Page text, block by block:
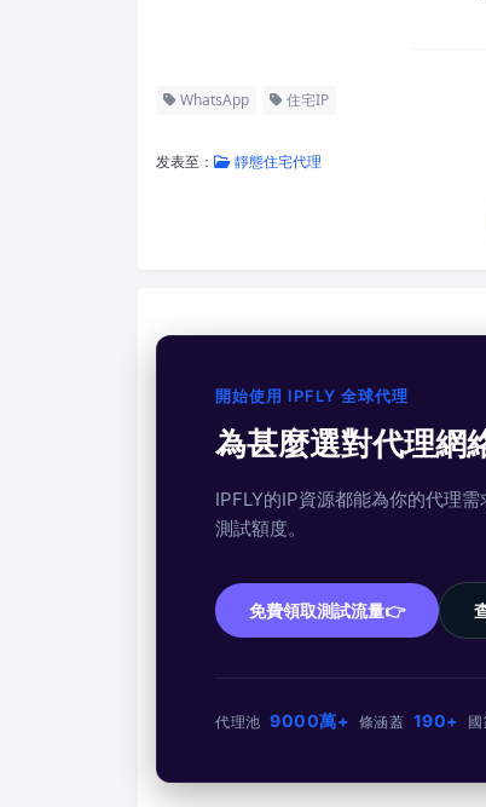
WhatsApp 住宅IP
发表至： 靜態住宅代理
開始使用 IPFLY 全球代理
為甚麼選對代理網
IPFLY的IP資源都能為你的代理
測試額度。
免費領取測試流量👉
代理池 9000萬+ 條涵蓋 190+